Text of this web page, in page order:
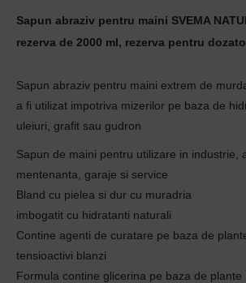
Sapun abraziv pentru maini SVEMA
rezerva de 2000 ml, rezerva pentru
Sapun abraziv pentru maini extrem de
a fi utilizat impotriva mizerilor pe baza de
uleiuri, grafit sau gudron
Sapun de maini pentru utilizare in industrie,
mentenanta, garaje si service
Bland cu pielea si dur cu muradria
imbogatit cu hidratanti naturali
Contine agenti de curatare pe baza de
tensioactivi blanzi
Formula contine glicerina pe baza de plante